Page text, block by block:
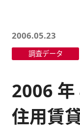
2006.05.23
調査データ
2006 年
住用賃